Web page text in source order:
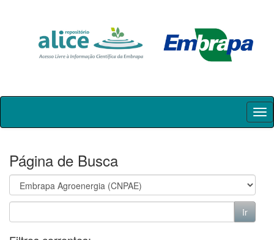
Skip
Página de Busca